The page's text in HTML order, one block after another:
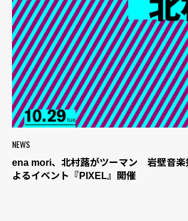
NEWS
ena mori、北村蕗がツーマン 岩壁音楽
よるイベント『PIXEL』開催